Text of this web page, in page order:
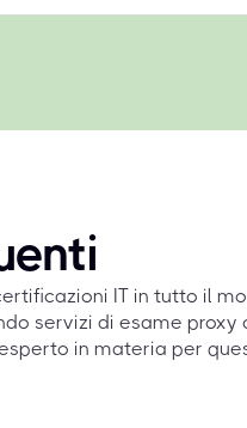
IT in tutto il
servizi di esame proxy
in materia per